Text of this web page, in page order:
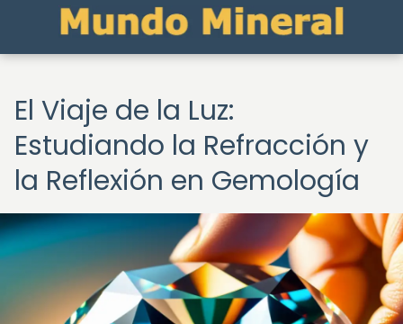
El Viaje de la Luz:
Estudiando la Refracción y
la Reflexión en Gemología